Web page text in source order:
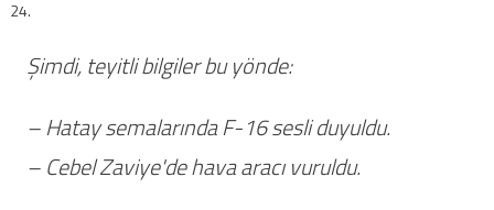
24.
Şimdi, teyitli bilgiler bu yönde:
– Hatay semalarında F-16 sesli duyuldu.
– Cebel Zaviye'de hava aracı vuruldu.